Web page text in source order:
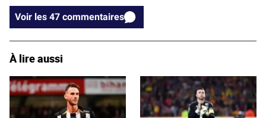
Voir les 47 commentaires
À lire aussi